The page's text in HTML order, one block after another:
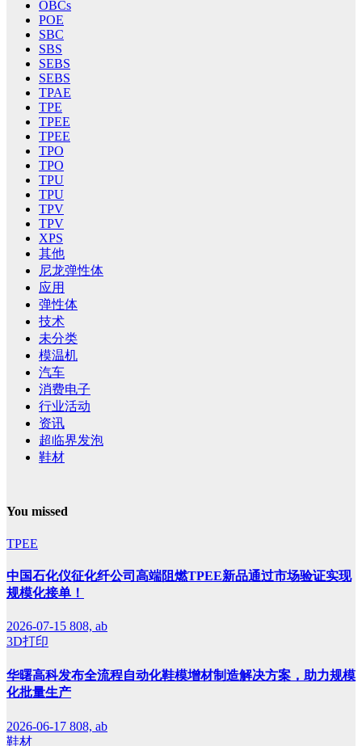
OBCs
POE
SBC
SBS
SEBS
SEBS
TPAE
TPE
TPEE
TPEE
TPO
TPO
TPU
TPU
TPV
TPV
XPS
其他
尼龙弹性体
应用
弹性体
技术
未分类
模温机
汽车
消费电子
行业活动
资讯
超临界发泡
鞋材
You missed
TPEE
中国石化仪征化纤公司高端阻燃TPEE新品通过市场验证实现
规模化接单！
2026-07-15 808, ab
3D打印
华曙高科发布全流程自动化鞋模增材制造解决方案，助力规模
化批量生产
2026-06-17 808, ab
鞋材